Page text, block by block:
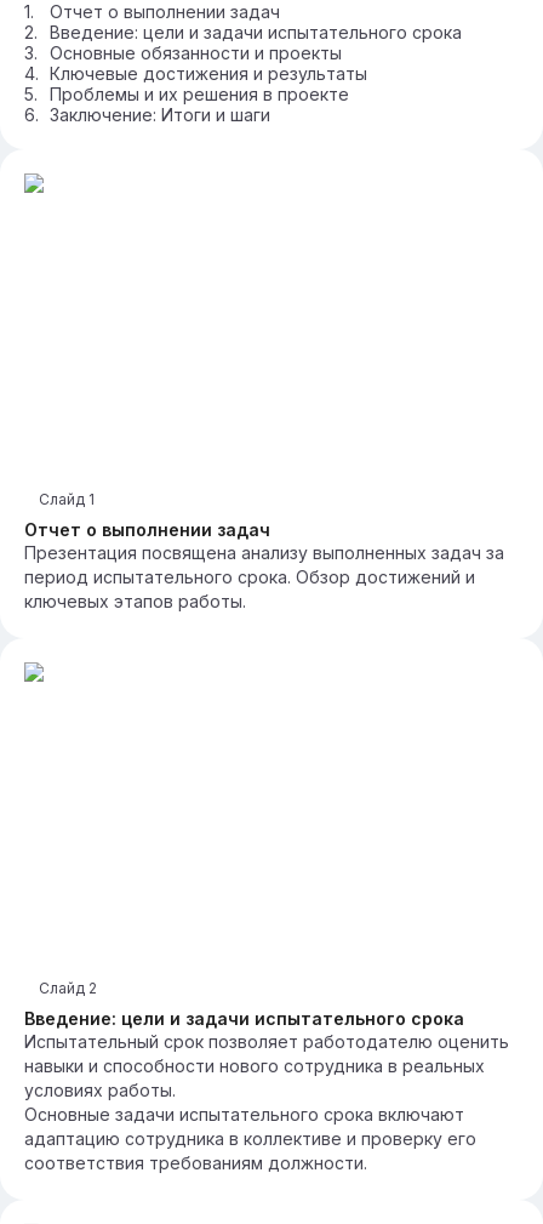
Отчет о выполнении задач
Введение: цели и задачи испытательного срока
Основные обязанности и проекты
Ключевые достижения и результаты
Проблемы и их решения в проекте
Заключение: Итоги и шаги
Отчет о выполнении задач
Слайд 1
Презентация посвящена анализу выполненных задач за
период испытательного срока. Обзор достижений и
ключевых этапов работы.
Введение: цели и задачи испытательного срока
Слайд 2
Испытательный срок позволяет работодателю оценить
навыки и способности нового сотрудника в реальных
условиях работы.
Основные задачи испытательного срока включают
адаптацию сотрудника в коллективе и проверку его
соответствия требованиям должности.